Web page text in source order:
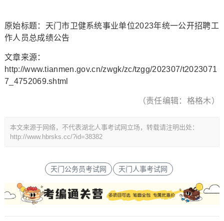
原始标题：天门市卫健系统事业单位2023年统一公开招聘工
作人员总成绩公告
文章来源：
http://www.tianmen.gov.cn/zwgk/zc/tzgg/202307/t2023071
7_4752069.shtml
（责任编辑：格格木）
本文来源于网络，不代表湖北人事考试网立场，转载请注明出处：
http://www.hbrsks.cc/?id=38382
天门公务员考试网 天门人事考试网